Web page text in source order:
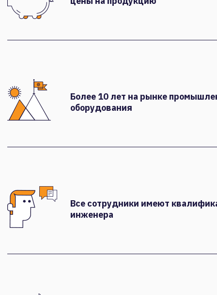
Более 10 лет на рынке
оборудования
Все сотрудники имеют
инженера